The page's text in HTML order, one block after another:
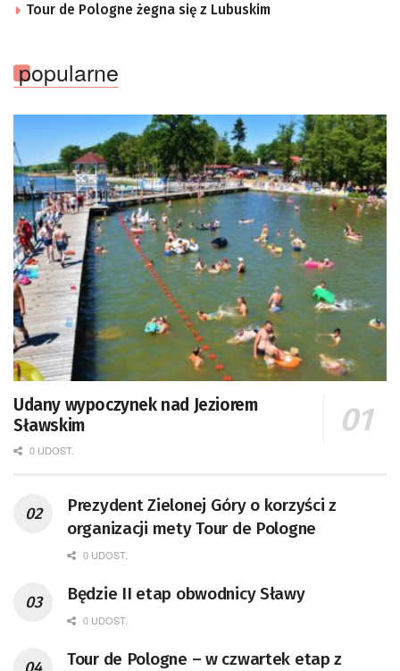
Tour de Pologne żegna się z Lubuskim
popularne
Udany wypoczynek nad Jeziorem
Sławskim
0 UDOST.
Prezydent Zielonej Góry o korzyści z
organizacji mety Tour de Pologne
0 UDOST.
Będzie II etap obwodnicy Sławy
0 UDOST.
Tour de Pologne – w czwartek etap z